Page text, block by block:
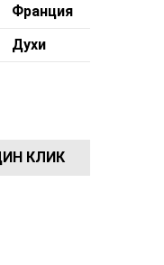
Франция
Духи
КЛИК